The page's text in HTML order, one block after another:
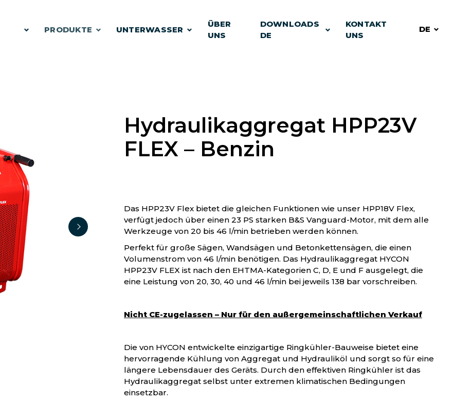
PRODUKTE UNTERWASSER
ÜBER
UNS
DOWNLOADS
DE
KONTAKT
UNS
DE
Hydraulikaggregat HPP23V
FLEX – Benzin
Das HPP23V Flex bietet die gleichen Funktionen wie unser HPP18V Flex,
verfügt jedoch über einen 23 PS starken B&S Vanguard-Motor, mit dem alle
Werkzeuge von 20 bis 46 l/min betrieben werden können.
Perfekt für große Sägen, Wandsägen und Betonkettensägen, die einen
Volumenstrom von 46 l/min benötigen. Das Hydraulikaggregat HYCON
HPP23V FLEX ist nach den EHTMA-Kategorien C, D, E und F ausgelegt, die
eine Leistung von 20, 30, 40 und 46 l/min bei jeweils 138 bar vorschreiben.
Nicht CE-zugelassen – Nur für den außergemeinschaftlichen Verkauf
Die von HYCON entwickelte einzigartige Ringkühler-Bauweise bietet eine
hervorragende Kühlung von Aggregat und Hydrauliköl und sorgt so für eine
längere Lebensdauer des Geräts. Durch den effektiven Ringkühler ist das
Hydraulikaggregat selbst unter extremen klimatischen Bedingungen
einsetzbar.